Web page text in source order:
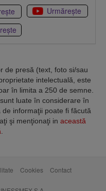
Urmărește
de presă (text, foto si/sau
intelectuală, este
în limita a 250 de semne.
luate în considerare în
informaţii poate fi făcută
şi menţionaţi in această
Cookies Contact